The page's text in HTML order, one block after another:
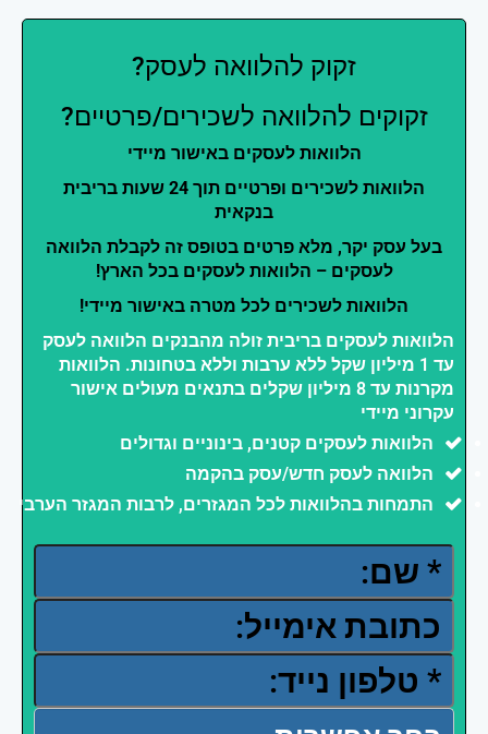
זקוק להלוואה לעסק?
זקוקים להלוואה לשכירים/פרטיים?
הלוואות לעסקים באישור מיידי
הלוואות לשכירים ופרטיים תוך 24 שעות בריבית
בנקאית
בעל עסק יקר, מלא פרטים בטופס זה לקבלת הלוואה
לעסקים – הלוואות לעסקים בכל הארץ!
הלוואות לשכירים לכל מטרה באישור מיידי!
הלוואות לעסקים בריבית זולה מהבנקים הלוואה לעסק
עד 1 מיליון שקל ללא ערבות וללא בטחונות. הלוואות
מקרנות עד 8 מיליון שקלים בתנאים מעולים אישור
עקרוני מיידי
הלוואות לעסקים קטנים, בינוניים וגדולים
הלוואה לעסק חדש/עסק בהקמה
התמחות בהלוואות לכל המגזרים, לרבות המגזר הערבי